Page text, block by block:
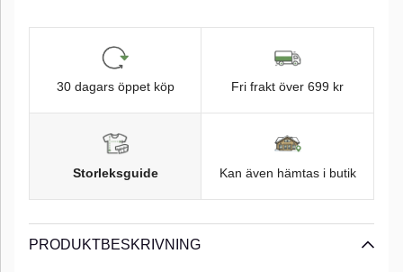
30 dagars öppet köp Fri frakt över 699 kr
Storleksguide Kan även hämtas i butik
PRODUKTBESKRIVNING